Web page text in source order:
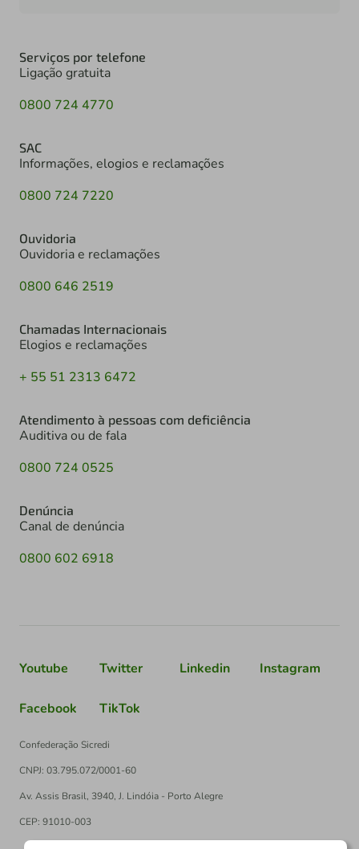
Serviços por telefone
Ligação gratuita
0800 724 4770
SAC
Informações, elogios e reclamações
0800 724 7220
Ouvidoria
Ouvidoria e reclamações
0800 646 2519
Chamadas Internacionais
Elogios e reclamações
+ 55 51 2313 6472
Atendimento à pessoas com deficiência
Auditiva ou de fala
0800 724 0525
Denúncia
Canal de denúncia
0800 602 6918
Youtube Twitter Linkedin Instagram
Facebook TikTok
Confederação Sicredi
CNPJ: 03.795.072/0001-60
Av. Assis Brasil, 3940, J. Lindóia - Porto Alegre
CEP: 91010-003